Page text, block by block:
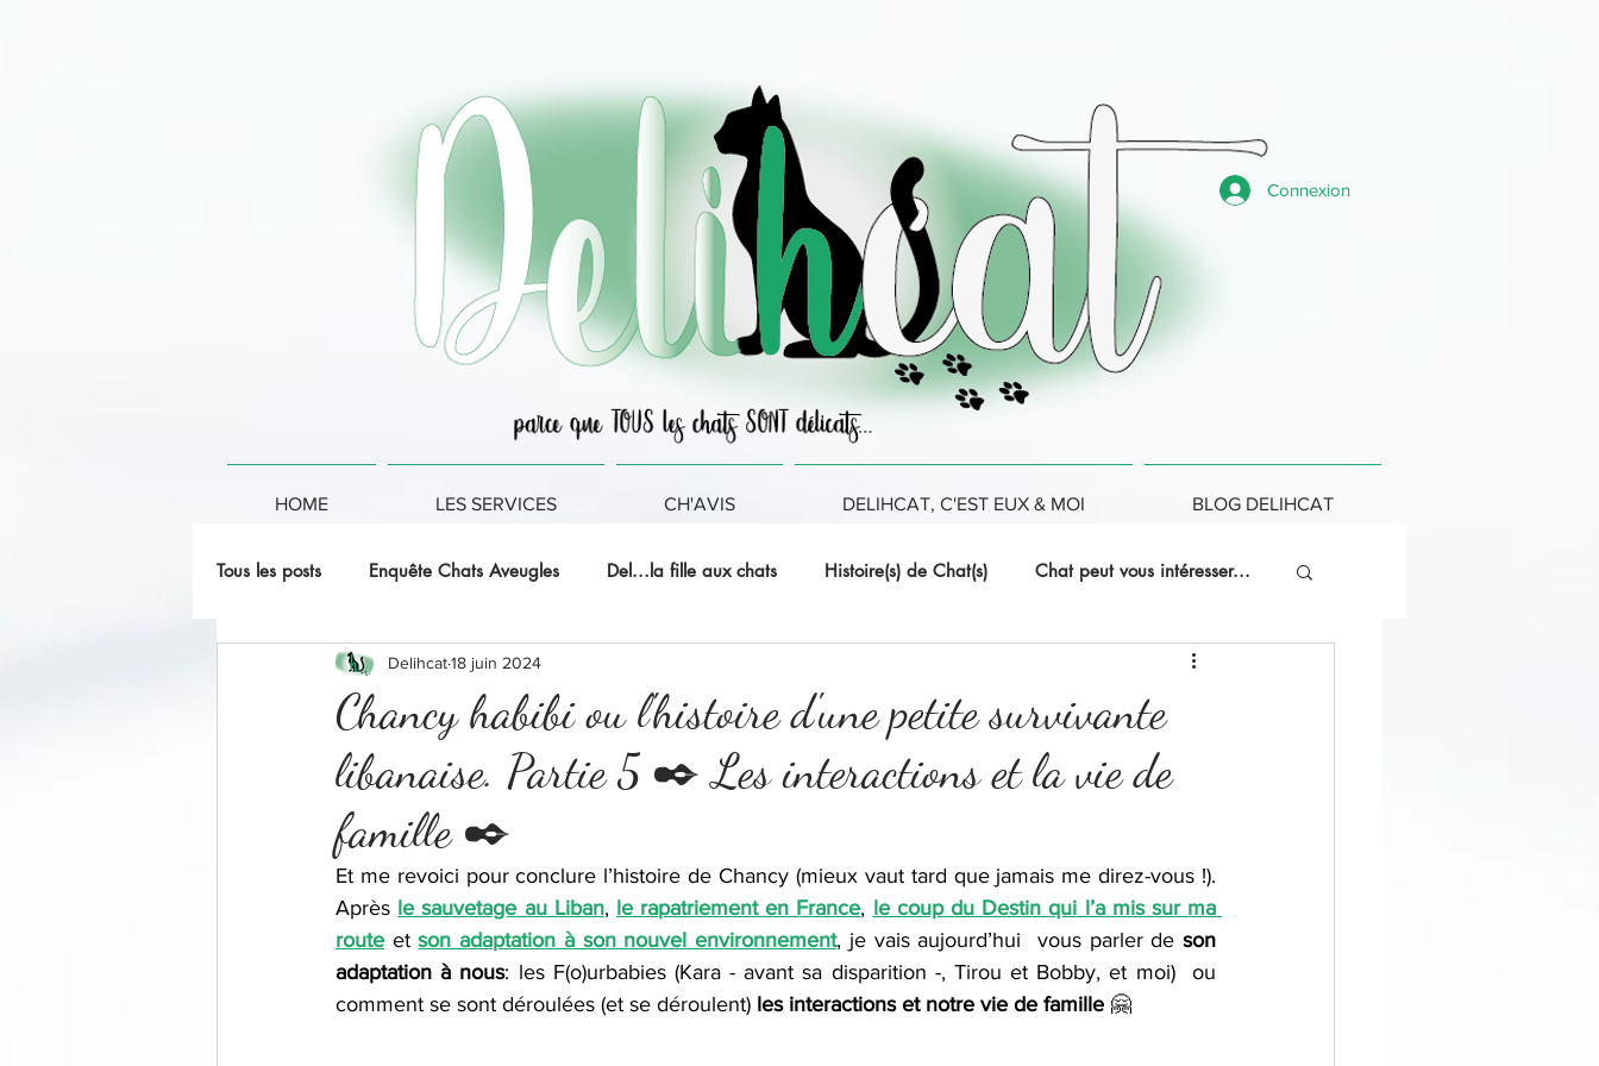
Connexion
HOME LES SERVICES CH'AVIS DELIHCAT, C'EST EUX & MOI BLOG DELIHCAT
Tous les posts Enquête Chats Aveugles Del...la fille aux chats Histoire(s) de Chat(s) Chat peut vous intéresser...
L'instant F(o)urbaby
Chancy habibi ou l'histoire d'une petite survivante
libanaise. Partie 5 ✒️ Les interactions et la vie de
famille ✒️
Delihcat18 juin 2024
Et me revoici pour conclure l’histoire de Chancy (mieux vaut tard que jamais me direz-vous !).
Après le sauvetage au Liban, le rapatriement en France, le coup du Destin qui l’a mis sur ma
route et son adaptation à son nouvel environnement, je vais aujourd’hui  vous parler de son
adaptation à nous: les F(o)urbabies (Kara - avant sa disparition -, Tirou et Bobby, et moi)  ou
comment se sont déroulées (et se déroulent) les interactions et notre vie de famille 🤗